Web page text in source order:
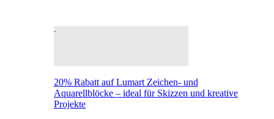
20% Rabatt auf Lumart Zeichen- und
Aquarellblöcke – ideal für Skizzen und kreative
Projekte